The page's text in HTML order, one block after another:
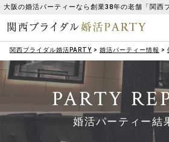
大阪の婚活パーティーなら創業38年の老舗「関西
関西ブライダル婚活PARTY > 婚活パーティー情報 >
PARTY
婚活パーティー結